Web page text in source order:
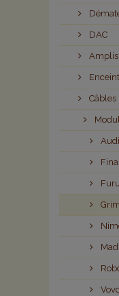
DAC
Amplis
Câbles